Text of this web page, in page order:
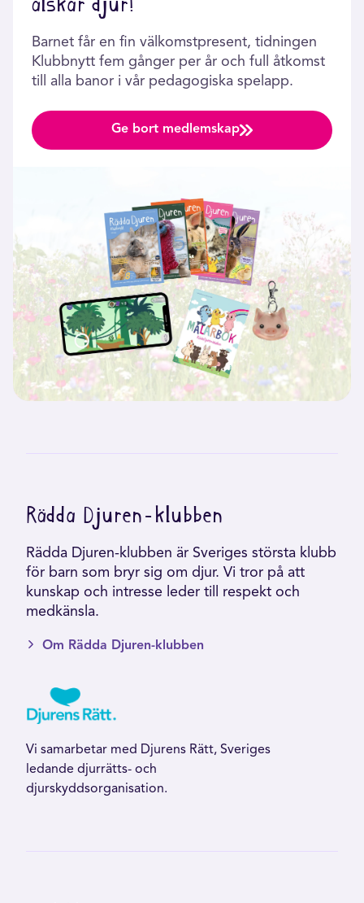
älskar djur!
Barnet får en fin välkomstpresent, tidningen
Klubbnytt fem gånger per år och full åtkomst
till alla banor i vår pedagogiska spelapp.
Ge bort medlemskap
Rädda Djuren-klubben
Rädda Djuren-klubben är Sveriges största klubb
för barn som bryr sig om djur. Vi tror på att
kunskap och intresse leder till respekt och
medkänsla.
Om Rädda Djuren-klubben
Vi samarbetar med Djurens Rätt, Sveriges
ledande djurrätts- och
djurskyddsorganisation.